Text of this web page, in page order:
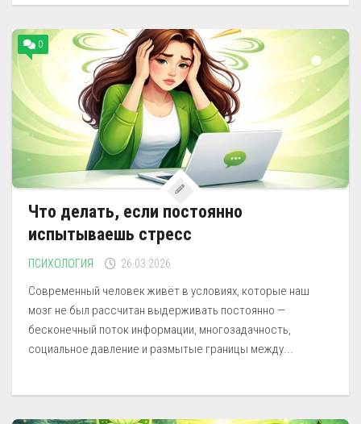
0
Что делать, если постоянно
испытываешь стресс
ПСИХОЛОГИЯ 26.03.2026
Современный человек живёт в условиях, которые наш
мозг не был рассчитан выдерживать постоянно —
бесконечный поток информации, многозадачность,
социальное давление и размытые границы между...